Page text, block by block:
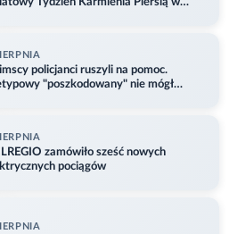
policjanci ruszyli na pomoc.
"poszkodowany" nie mógł
zamówiło sześć nowych
pociągów